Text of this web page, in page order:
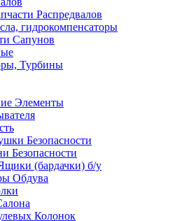
Распредвалов
гидрокомпенсаторы
Сапунов
Турбины
Элементы
Безопасности
Безопасности
(бардачки) б/у
Обдува
Колонок